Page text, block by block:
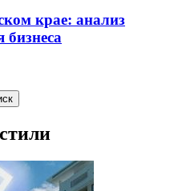
крае: анализ